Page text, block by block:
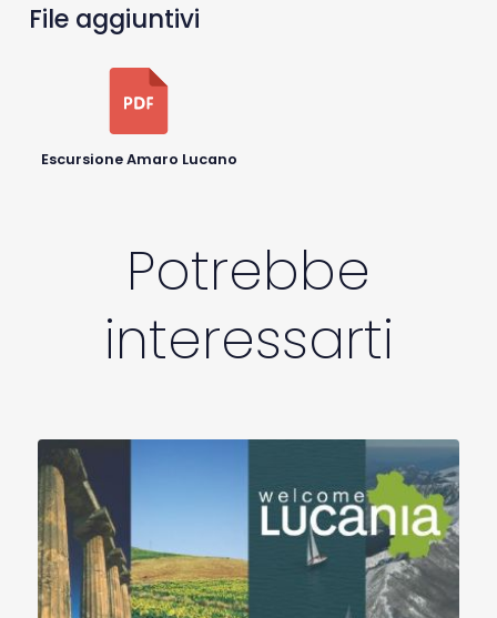
File aggiuntivi
Escursione Amaro Lucano
Potrebbe
interessarti